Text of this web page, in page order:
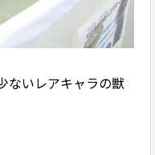
ないレアキャラの獣